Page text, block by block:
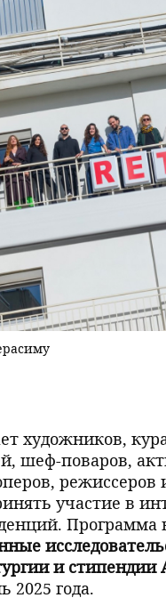
художников,
шеф-поваров,
участие в
и стипендии
2025 года.